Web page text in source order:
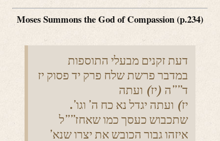
Moses Summons the God of Compassion (p.234)
דעת זקנים מבעלי התוספות
במדבר פרשת שלח פרק יד פסוק יז
ד””ה (יז) ועתה
יז) ועתה יגדל נא כח ה’ וגו’.
שתכבוש כעסך כמו שאחז””ל
איזהו גבור הכובש את יצרו שנא’